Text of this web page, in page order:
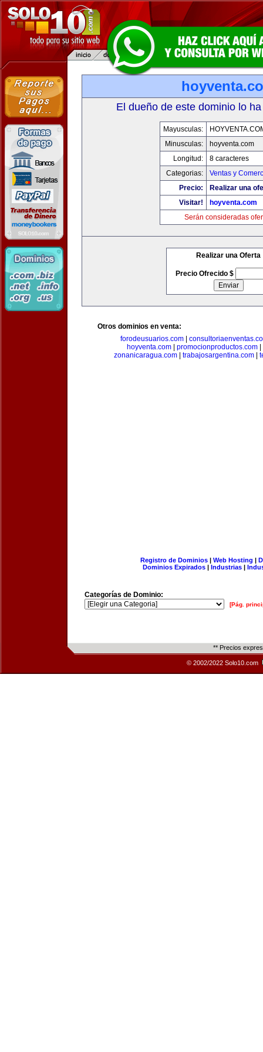
El dueño de este dominio lo
Mayusculas:
Minusculas:
hoyventa.com
Longitud:
8 caracteres
Categorias:
Ventas y
Precio:
Realizar una
Visitar!
hoyventa.com
Serán consideradas
Realizar una Oferta
Precio Ofrecido $
Otros dominios en venta:
forodeusuarios.com
hoyventa.com| promocionproductos.com|
zonanicaragua.com
trabajosargentina.com
Registro de Dominios| Web Hosting |
Dominios Expirados | Industrias |
Categorías de Dominio:
[Pág.
** Precios
© 2002/2022 Solo10.com